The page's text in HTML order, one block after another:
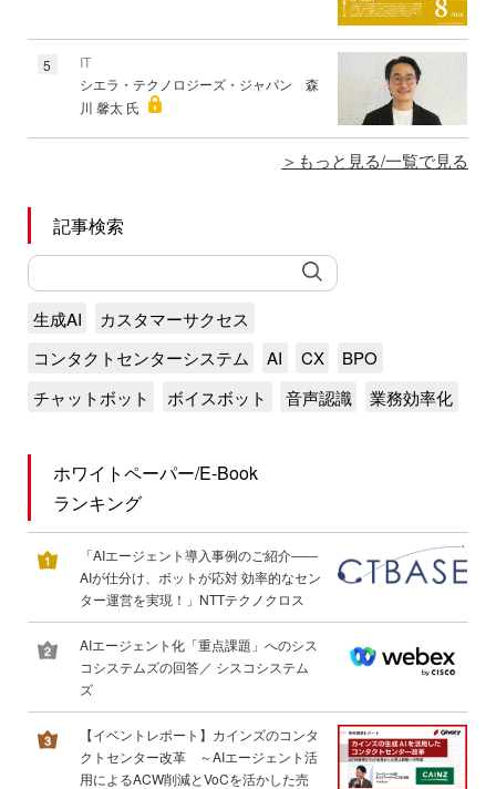
5
IT
シエラ・テクノロジーズ・ジャパン 森
川 馨太 氏
もっと見る/一覧で見る
記事検索
生成AI
カスタマーサクセス
コンタクトセンターシステム
AI CX
BPO
チャットボット
ボイスボット 音声認識 業務効率化
ホワイトペーパー/E-Book
ランキング
「AIエージェント導入事例のご紹介――
AIが仕分け、ボットが応対 効率的なセン
ター運営を実現！」NTTテクノクロス
AIエージェント化「重点課題」へのシス
コシステムズの回答／ シスコシステム
ズ
【イベントレポート】カインズのコンタ
クトセンター改革 ～AIエージェント活
用によるACW削減とVoCを活かした売